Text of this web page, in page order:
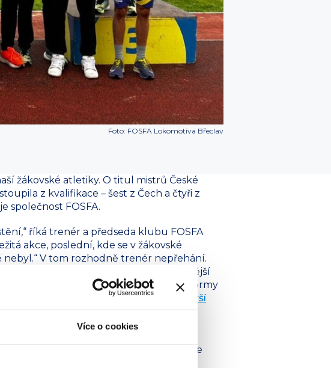
Více o cookies
Foto: FOSFA Lokomotiva Břeclav
žákovské atletiky. O titul mistrů České
z kvalifikace – šest z Čech a čtyři z
společnost FOSFA.
říká trenér a předseda klubu FOSFA
akce, poslední, kde se v žákovské
V tom rozhodně trenér nepřehání.
šest medailí a stali se tak nejúspěšnější
Posledním potvrzením jejich skvělé formy
(více o tomto jejich úspěchu zde:
Starší
nejsou vůbec malé. „Rádi bychom
to poslední závod sezóny, takže kluci ze